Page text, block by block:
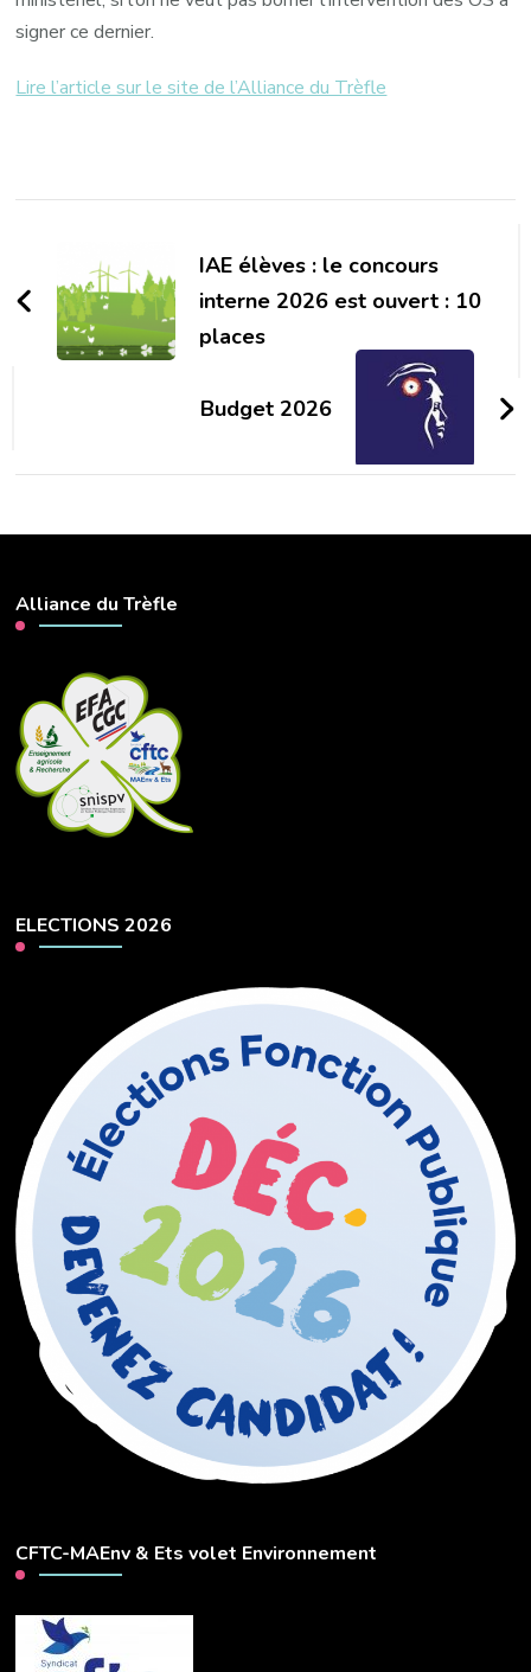
signer ce dernier.
Lire l’article sur le site de l’Alliance du Trèfle
d'article
IAE élèves : le concours
interne 2026 est ouvert : 10
places
Budget 2026
Alliance du Trèfle
ELECTIONS 2026
CFTC-MAEnv & Ets volet Environnement